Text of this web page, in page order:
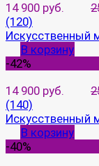
14 900 руб.
(120)
Искусственный
В корзину
-42%
14 900 руб.
(140)
Искусственный
В корзину
-40%